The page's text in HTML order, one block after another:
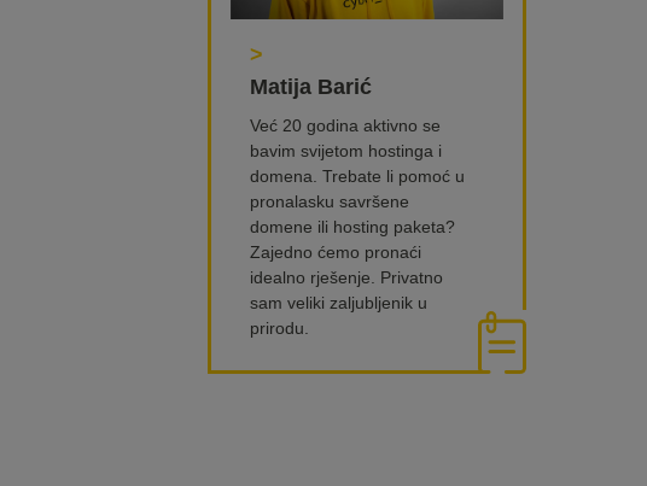
>
Matija Barić
Već 20 godina aktivno se
bavim svijetom hostinga i
domena. Trebate li pomoć u
pronalasku savršene
domene ili hosting paketa?
Zajedno ćemo pronaći
idealno rješenje. Privatno
sam veliki zaljubljenik u
prirodu.